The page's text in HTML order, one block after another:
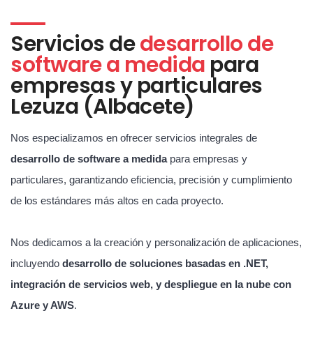
Servicios dedesarrollo de
software a medida para
empresas y particulares
Lezuza (Albacete)
Nos especializamos en ofrecer servicios integrales de
desarrollo de software a medidapara empresas y
particulares, garantizando eficiencia, precisión y cumplimiento
de los estándares más altos en cada proyecto.
Nos dedicamos a la creación y personalización de aplicaciones,
incluyendo desarrollo de soluciones basadas en .NET,
integración de servicios web, y despliegue en la nube con
Azure y AWS.